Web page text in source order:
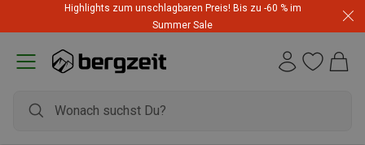
Highlights zum unschlagbaren Preis! Bis zu -60 % im
Summer Sale